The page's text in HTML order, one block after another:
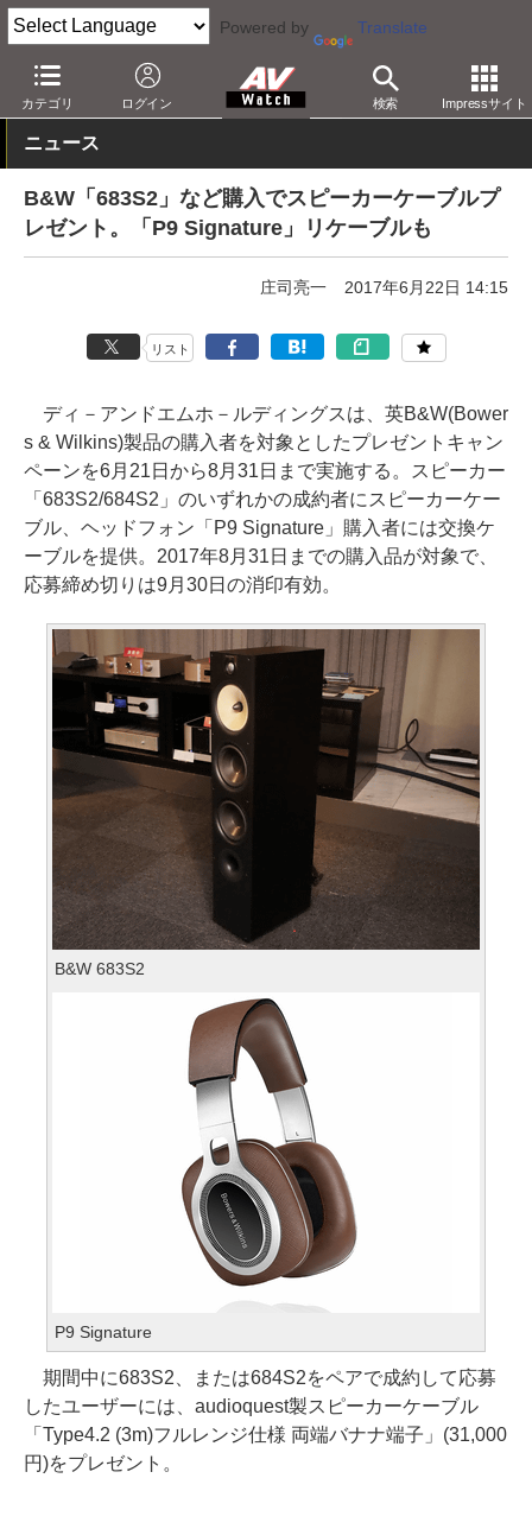
Powered by Translate
カテゴリ ログイン 検索 Impressサイト
AV Watch 製品 オーディオスピーカー
ニュース
B&W「683S2」など購入でスピーカーケーブルプ
レゼント。「P9 Signature」リケーブルも
庄司亮一 2017年6月22日 14:15
リスト
ディ－アンドエムホ－ルディングスは、英B&W(Bower
s & Wilkins)製品の購入者を対象としたプレゼントキャン
ペーンを6月21日から8月31日まで実施する。スピーカー
「683S2/684S2」のいずれかの成約者にスピーカーケー
ブル、ヘッドフォン「P9 Signature」購入者には交換ケ
ーブルを提供。2017年8月31日までの購入品が対象で、
応募締め切りは9月30日の消印有効。
B&W 683S2
P9 Signature
期間中に683S2、または684S2をペアで成約して応募
したユーザーには、audioquest製スピーカーケーブル
「Type4.2 (3m)フルレンジ仕様 両端バナナ端子」(31,000
円)をプレゼント。